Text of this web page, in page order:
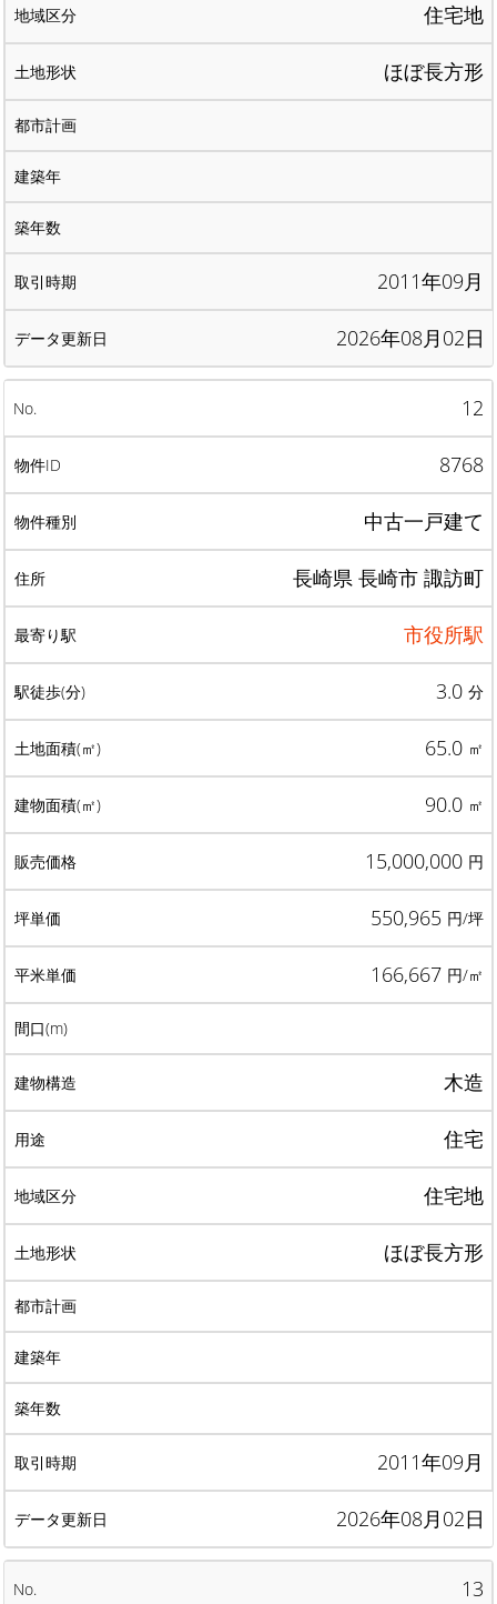
住宅地
ほぼ長方形
2011年09月
2026年08月02日
12
8768
中古一戸建て
長崎県 長崎市 諏訪町
市役所駅
3.0 分
65.0 ㎡
90.0 ㎡
15,000,000 円
550,965 円/坪
166,667 円/㎡
木造
住宅
住宅地
ほぼ長方形
2011年09月
2026年08月02日
13